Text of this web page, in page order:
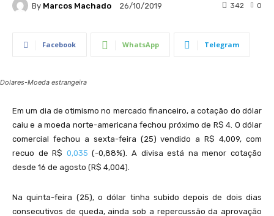
By Marcos Machado 26/10/2019 0
342
Facebook WhatsApp Telegram
Dolares-Moeda estrangeira
Em um dia de otimismo no mercado financeiro, a cotação do dólar
caiu e a moeda norte-americana fechou próximo de R$ 4. O dólar
comercial fechou a sexta-feira (25) vendido a R$ 4,009, com
recuo de R$ 0,035(-0,88%). A divisa está na menor cotação
desde 16 de agosto (R$ 4,004).
Na quinta-feira (25), o dólar tinha subido depois de dois dias
consecutivos de queda, ainda sob a repercussão da aprovação